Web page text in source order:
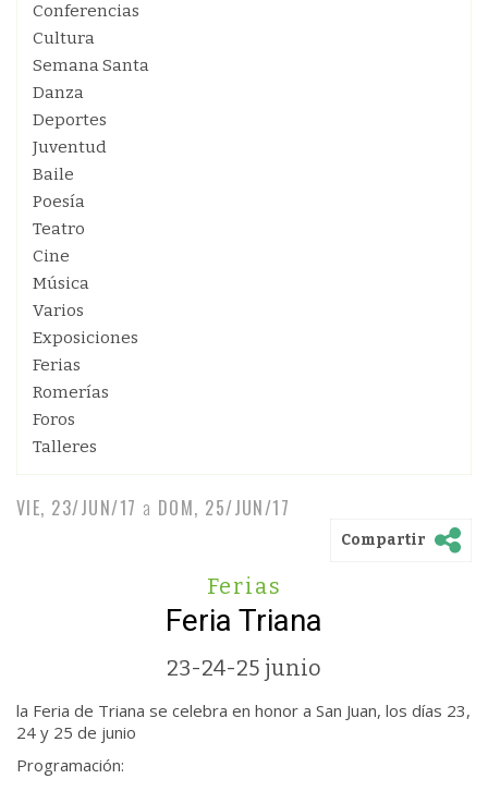
Conferencias
Cultura
Semana Santa
Danza
Deportes
Juventud
Baile
Poesía
Teatro
Cine
Música
Varios
Exposiciones
Ferias
Romerías
Foros
Talleres
VIE, 23/JUN/17 a DOM, 25/JUN/17
Compartir
Ferias
Feria Triana
23-24-25 junio
la Feria de Triana se celebra en honor a San Juan, los días 23,
24 y 25 de junio
Programación: